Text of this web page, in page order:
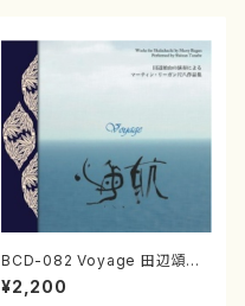
BCD-082 Voyage 田辺頌山
の演奏によるマーティン・リーガ
ン尺八作品集（田辺頌山/マーテ
¥2,200